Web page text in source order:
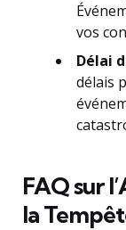
vos
Délai
délais
FAQ sur
la